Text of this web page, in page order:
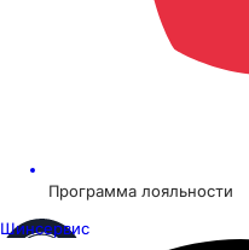
Программа лояльности
Шинсервис